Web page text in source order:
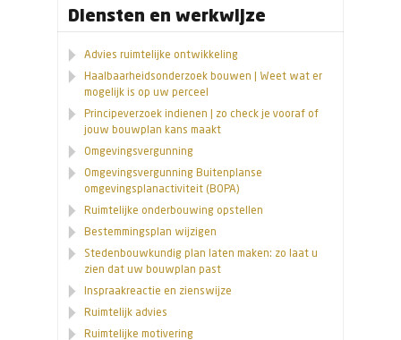
Diensten en werkwijze
Advies ruimtelijke ontwikkeling
Haalbaarheidsonderzoek bouwen | Weet wat er
mogelijk is op uw perceel
Principeverzoek indienen | zo check je vooraf of
jouw bouwplan kans maakt
Omgevingsvergunning
Omgevingsvergunning Buitenplanse
omgevingsplanactiviteit (BOPA)
Ruimtelijke onderbouwing opstellen
Bestemmingsplan wijzigen
Stedenbouwkundig plan laten maken: zo laat u
zien dat uw bouwplan past
Inspraakreactie en zienswijze
Ruimtelijk advies
Ruimtelijke motivering